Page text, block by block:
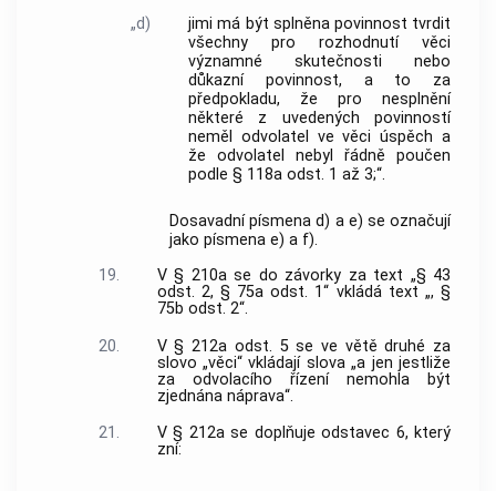
„d)
jimi má být splněna povinnost tvrdit
všechny pro rozhodnutí věci
významné skutečnosti nebo
důkazní povinnost, a to za
předpokladu, že pro nesplnění
některé z uvedených povinností
neměl odvolatel ve věci úspěch a
že odvolatel nebyl řádně poučen
podle § 118a odst. 1 až 3;“.
Dosavadní písmena d) a e) se označují
jako písmena e) a f).
19.
V § 210a se do závorky za text „§ 43
odst. 2, § 75a odst. 1“ vkládá text „, §
75b odst. 2“.
20.
V § 212a odst. 5 se ve větě druhé za
slovo „věci“ vkládají slova „a jen jestliže
za odvolacího řízení nemohla být
zjednána náprava“.
21.
V § 212a se doplňuje odstavec 6, který
zní: